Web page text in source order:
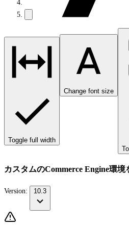
Toggle full width
Change font size
カスタムのCommerce Engine環境
Version: 10.3